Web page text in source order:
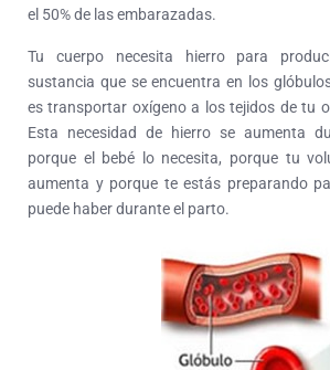
el 50% de las embarazadas.
Tu cuerpo necesita hierro para
sustancia que se encuentra en los
es transportar oxígeno a los tejidos de tu
Esta necesidad de hierro se aumenta
porque el bebé lo necesita, porque tu
aumenta y porque te estás preparando
puede haber durante el parto.